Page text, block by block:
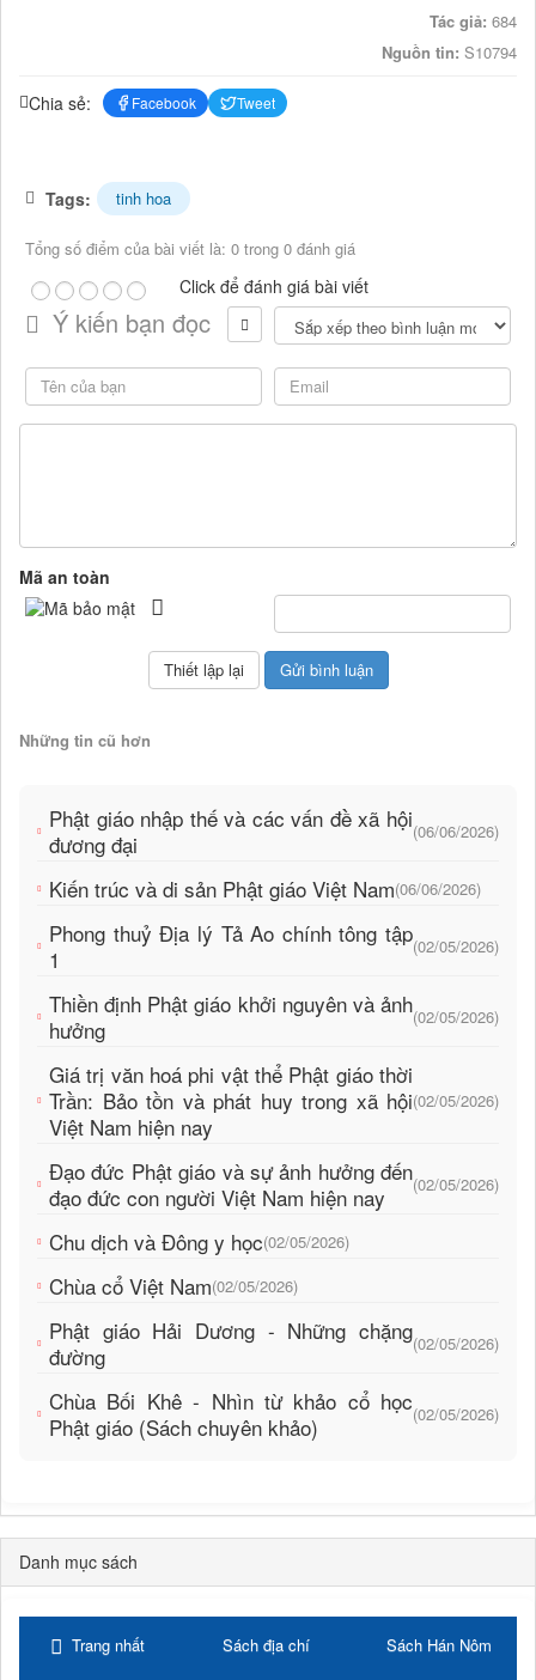
Tác giả: 684
Nguồn tin: S10794
Chia sẻ: Facebook Tweet
Tags: tinh hoa
Tổng số điểm của bài viết là: 0 trong 0 đánh giá
Click để đánh giá bài viết
Ý kiến bạn đọc
Mã an toàn
Những tin cũ hơn
Phật giáo nhập thế và các vấn đề xã hội
đương đại
(06/06/2026)
Kiến trúc và di sản Phật giáo Việt Nam(06/06/2026)
Phong thuỷ Địa lý Tả Ao chính tông tập
1
(02/05/2026)
Thiền định Phật giáo khởi nguyên và ảnh
hưởng
(02/05/2026)
Giá trị văn hoá phi vật thể Phật giáo thời
Trần: Bảo tồn và phát huy trong xã hội
Việt Nam hiện nay
(02/05/2026)
Đạo đức Phật giáo và sự ảnh hưởng đến
đạo đức con người Việt Nam hiện nay
(02/05/2026)
Chu dịch và Đông y học(02/05/2026)
Chùa cổ Việt Nam(02/05/2026)
Phật giáo Hải Dương - Những chặng
đường
(02/05/2026)
Chùa Bối Khê - Nhìn từ khảo cổ học
Phật giáo (Sách chuyên khảo)
(02/05/2026)
Danh mục sách
Trang nhất Sách địa chí Sách Hán Nôm